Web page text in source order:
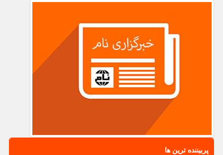
پربیننده ترین ها